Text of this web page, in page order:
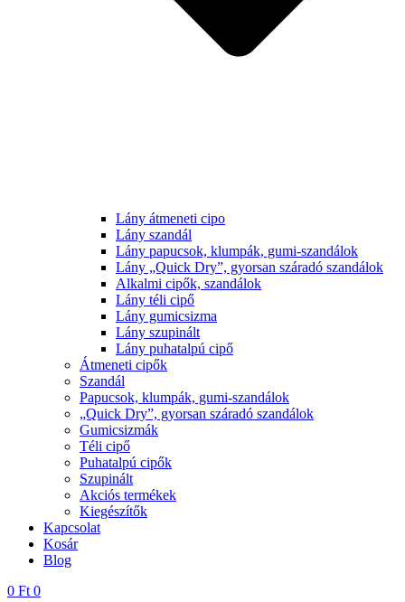
Lány átmeneti cipo
Lány szandál
Lány papucsok, klumpák, gumi-szandálok
Lány „Quick Dry”, gyorsan száradó szandálok
Alkalmi cipők, szandálok
Lány téli cipő
Lány gumicsizma
Lány szupinált
Lány puhatalpú cipő
Átmeneti cipők
Szandál
Papucsok, klumpák, gumi-szandálok
„Quick Dry”, gyorsan száradó szandálok
Gumicsizmák
Téli cipő
Puhatalpú cipők
Szupinált
Akciós termékek
Kiegészítők
Kapcsolat
Kosár
Blog
0 Ft 0